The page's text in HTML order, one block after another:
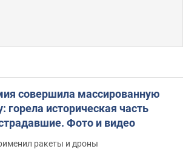
совершила массированную
горела историческая часть
Фото и видео
ракеты и дроны